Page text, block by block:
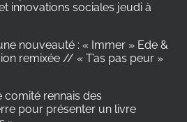
innovations sociales jeudi à
nouveauté : « Immer » Ede &
remixée // « T’as pas peur »
comité rennais des
pour présenter un livre